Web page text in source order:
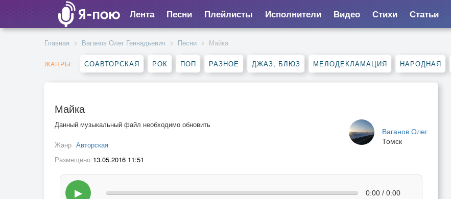
Лента Песни Плейлисты Исполнители Видео Стихи Статьи
Главная Ваганов Олег Геннадьевич Песни Майка
ЖАНРЫ: СОАВТОРСКАЯ РОК ПОП РАЗНОЕ ДЖАЗ, БЛЮЗ МЕЛОДЕКЛАМАЦИЯ НАРОДНАЯ
Майка
Ваганов Олег
Томск
Данный музыкальный файл необходимо обновить
Жанр Авторская
Размещено 13.05.2016 11:51
▶ 0:00 / 0:00